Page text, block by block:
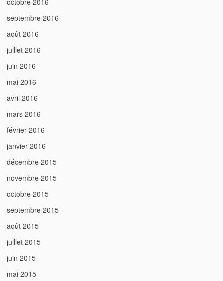
octobre 2016
septembre 2016
août 2016
juillet 2016
juin 2016
mai 2016
avril 2016
mars 2016
février 2016
janvier 2016
décembre 2015
novembre 2015
octobre 2015
septembre 2015
août 2015
juillet 2015
juin 2015
mai 2015